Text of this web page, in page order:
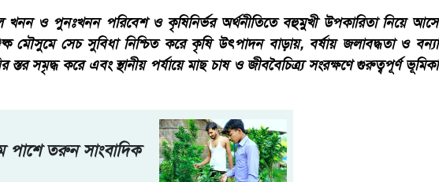
খনন ও পুনঃখনন পরিবেশ ও কৃষিনির্ভর অর্থনীতিতে বহুমুখী উপকারিতা নিয়ে আসে
মৌসুমে সেচ সুবিধা নিশ্চিত করে কৃষি উৎপাদন বাড়ায়, বর্ষায় জলাবদ্ধতা ও বন্যা
স্তর সমৃদ্ধ করে এবং স্থানীয় পর্যায়ে মাছ চাষ ও জীববৈচিত্র্য সংরক্ষণে গুরুত্বপূর্ণ ভূমিকা
পাশে তরুন সাংবাদিক